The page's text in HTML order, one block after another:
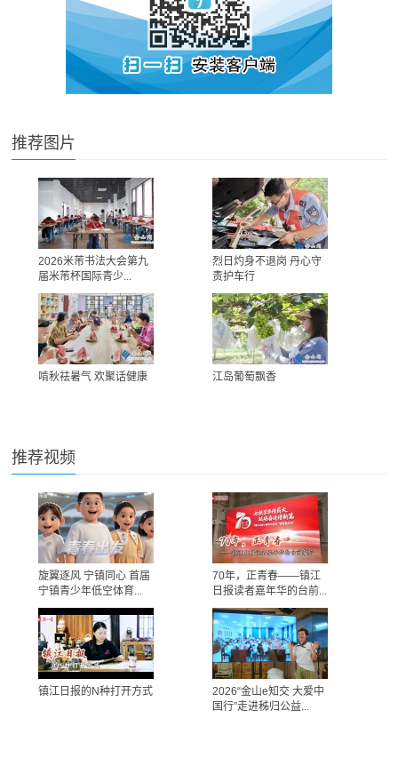
推荐图片
2026米芾书法大会第九
届米芾杯国际青少...
烈日灼身不退岗 丹心守
责护车行
啃秋祛暑气 欢聚话健康 江岛葡萄飘香
推荐视频
旋翼逐风 宁镇同心 首届
宁镇青少年低空体育...
70年，正青春——镇江
日报读者嘉年华的台前...
镇江日报的N种打开方式
2026“金山e知交 大爱中
国行”走进秭归公益...